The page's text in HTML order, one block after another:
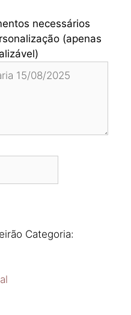
necessários
(apenas
Categoria: